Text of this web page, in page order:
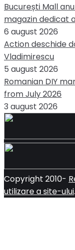
București Mall
magazin dedicat
6 august 2026
Action deschide
Vladimirescu
5 august 2026
Romanian DIY
from July 2026
3 august 2026
Copyright 2010-
utilizare a site-ului.